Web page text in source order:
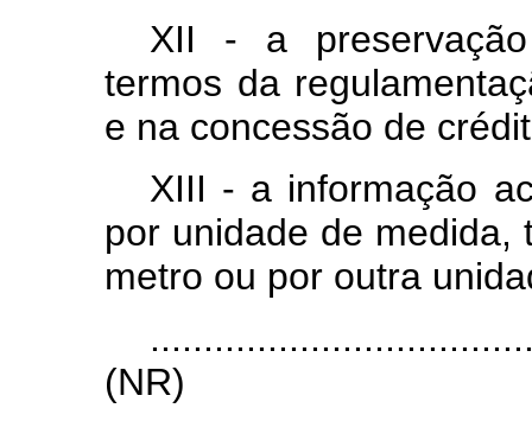
XII - a
termos da
e na concessão de
XIII - a informação
por unidade de medida,
metro ou por outra
(NR)